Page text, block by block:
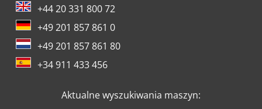
+44 20 331 800 72
+49 201 857 861 0
+49 201 857 861 80
+34 911 433 456
Aktualne wyszukiwania maszyn: